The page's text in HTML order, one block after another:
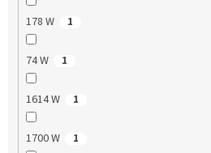
178 W 1
74 W 1
1614 W 1
1700 W 1